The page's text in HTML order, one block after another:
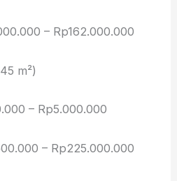
– Rp162.000.000
m²)
– Rp5.000.000
– Rp225.000.000